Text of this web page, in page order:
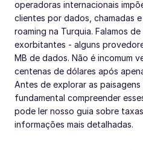
operadoras internacionais
clientes por dados, chamadas
roaming na Turquia. Falamos
exorbitantes - alguns
MB de dados. Não é incomum
centenas de dólares após
Antes de explorar as
fundamental compreender
pode ler nosso guia sobre
informações mais detalhadas.